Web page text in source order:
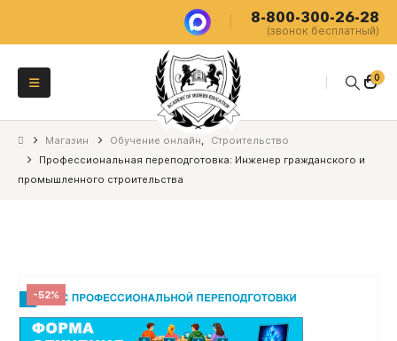
8-800-300-26-28
(звонок бесплатный)
0
Магазин Обучение онлайн,
Строительство
Профессиональная переподготовка: Инженер гражданского и
промышленного строительства
-52%